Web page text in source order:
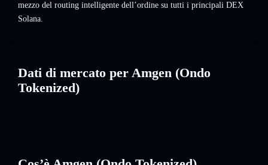
mezzo del routing intelligente dell’ordine su tutti i principali DEX
Solana.
Dati di mercato per Amgen (Ondo
Tokenized)